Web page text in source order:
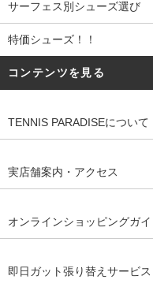
サーフェス別シューズ選び
特価シューズ！！
コンテンツを見る
TENNIS PARADISEについて
実店舗案内・アクセス
オンラインショッピングガイ
即日ガット張り替えサービス